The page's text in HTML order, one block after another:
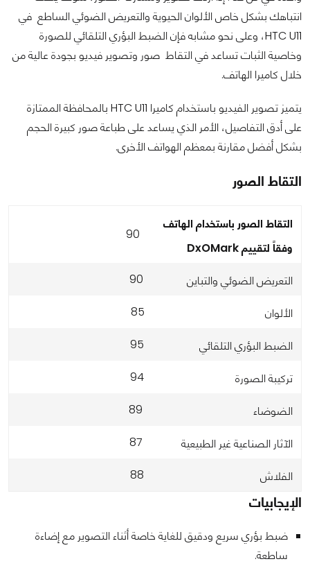
انتباهك بشكل خاص الألوان الحيوية والتعريض الضوئي الساطع في
HTC U11، وعلى نحو مشابه فإن الضبط البؤري التلقائي للصورة
وخاصية الثبات تساعد في التقاط صور وتصوير فيديو بجودة عالية من
خلال كاميرا الهاتف.
يتميز تصوير الفيديو باستخدام كاميرا HTC U11 بالمحافظة الممتازة
على أدق التفاصيل، الأمر الذي يساعد على طباعة صور كبيرة الحجم
بشكل أفضل مقارنة بمعظم الهواتف الأخرى.
التقاط الصور
التقاط الصور باستخدام الهاتف
وفقاً لتقييمDxOMark
90
التعريض الضوئي والتباين 90
الألوان 85
الضبط البؤري التلقائي 95
تركيبة الصورة 94
الضوضاء 89
الآثار الصناعية غير الطبيعية 87
الفلاش 88
الإيجابيات
ضبط بؤري سريع ودقيق للغاية خاصة أثناء التصوير مع إضاءة
ساطعة.